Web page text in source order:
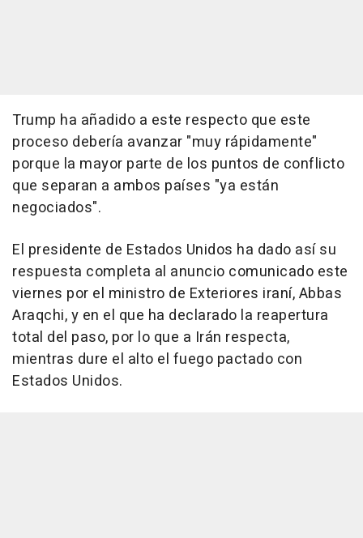
Trump ha añadido a este respecto que este
proceso debería avanzar "muy rápidamente"
porque la mayor parte de los puntos de conflicto
que separan a ambos países "ya están
negociados".
El presidente de Estados Unidos ha dado así su
respuesta completa al anuncio comunicado este
viernes por el ministro de Exteriores iraní, Abbas
Araqchi, y en el que ha declarado la reapertura
total del paso, por lo que a Irán respecta,
mientras dure el alto el fuego pactado con
Estados Unidos.